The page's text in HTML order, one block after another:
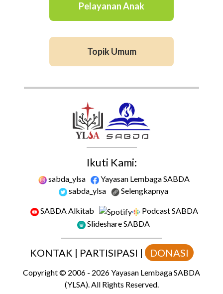
Pelayanan Anak
Topik Umum
Ikuti Kami:
sabda_ylsa
Yayasan Lembaga SABDA
sabda_ylsa
Selengkapnya
SABDA Alkitab
Podcast SABDA
Slideshare SABDA
KONTAK | PARTISIPASI | DONASI
Copyright© 2006 - 2026Yayasan Lembaga SABDA
(YLSA).All Rights Reserved.